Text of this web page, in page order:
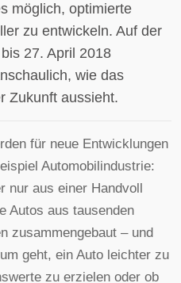
möglich, optimierte
zu entwickeln. Auf der
27. April 2018
wie das
Zukunft aussieht.
für neue Entwicklungen
Automobilindustrie:
nur aus einer Handvoll
Autos aus tausenden
zusammengebaut – und
geht, ein Auto leichter zu
zu erzielen oder ob